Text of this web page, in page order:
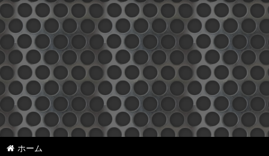
スズキ (全商品)
駆動系
排気系
吸気系
サスペンション
ステアリング
ホーム